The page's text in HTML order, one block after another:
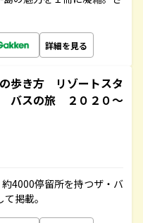
詳細を見る
歩き方 リゾートスタ
スの旅 ２０２０～
4000停留所を持つザ・バ
掲載。